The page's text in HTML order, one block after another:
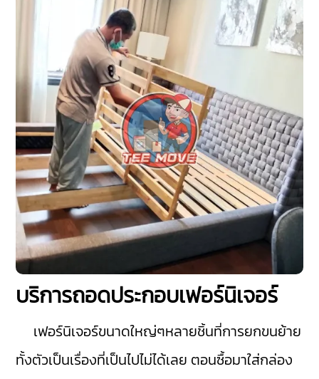
บริการถอดประกอบเฟอร์นิเจอร์
เฟอร์นิเจอร์ขนาดใหญ่ๆหลายชิ้นที่การยกขนย้าย
ทั้งตัวเป็นเรื่องที่เป็นไปไม่ได้เลย ตอนซื้อมาใส่กล่อง